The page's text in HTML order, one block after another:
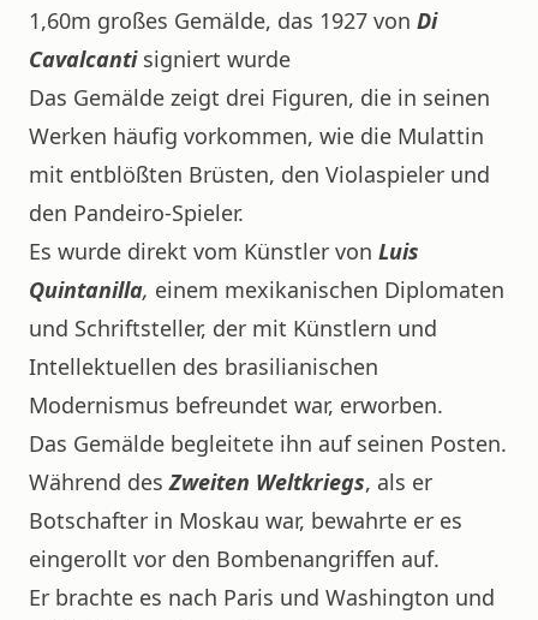
1,60m großes Gemälde, das 1927 von Di
Cavalcanti signiert wurde
Das Gemälde zeigt drei Figuren, die in seinen
Werken häufig vorkommen, wie die Mulattin
mit entblößten Brüsten, den Violaspieler und
den Pandeiro-Spieler.
Es wurde direkt vom Künstler von Luis
Quintanilla, einem mexikanischen Diplomaten
und Schriftsteller, der mit Künstlern und
Intellektuellen des brasilianischen
Modernismus befreundet war, erworben.
Das Gemälde begleitete ihn auf seinen Posten.
Während desZweiten Weltkriegs, als er
Botschafter in Moskau war, bewahrte er es
eingerollt vor den Bombenangriffen auf.
Er brachte es nach Paris und Washington und